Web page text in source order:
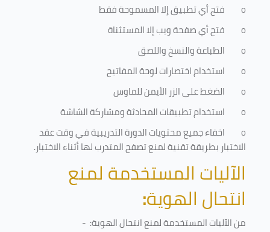
o
فتح أي تطبيق إلا المسموحة فقط
o
فتح أي صفحة ويب إلا المستثناة
o
الطباعة والنسخ واللصق
o
استخدام اختصارات لوحة المفاتيح
o
الضغط على الزر الأيمن للماوس
o
استخدام تطبيقات المحادثة ومشاركة الشاشة
o
اخفاء جميع محتويات الدورة التدريبية في وقت عقد
الاختبار بطريقة تقنية لمنع تصفح المتدرب لها أثناء الاختبار.
الآليات المستخدمة لمنع
انتحال الهوية:
من الآليات المستخدمة لمنعانتحال الهوية: -